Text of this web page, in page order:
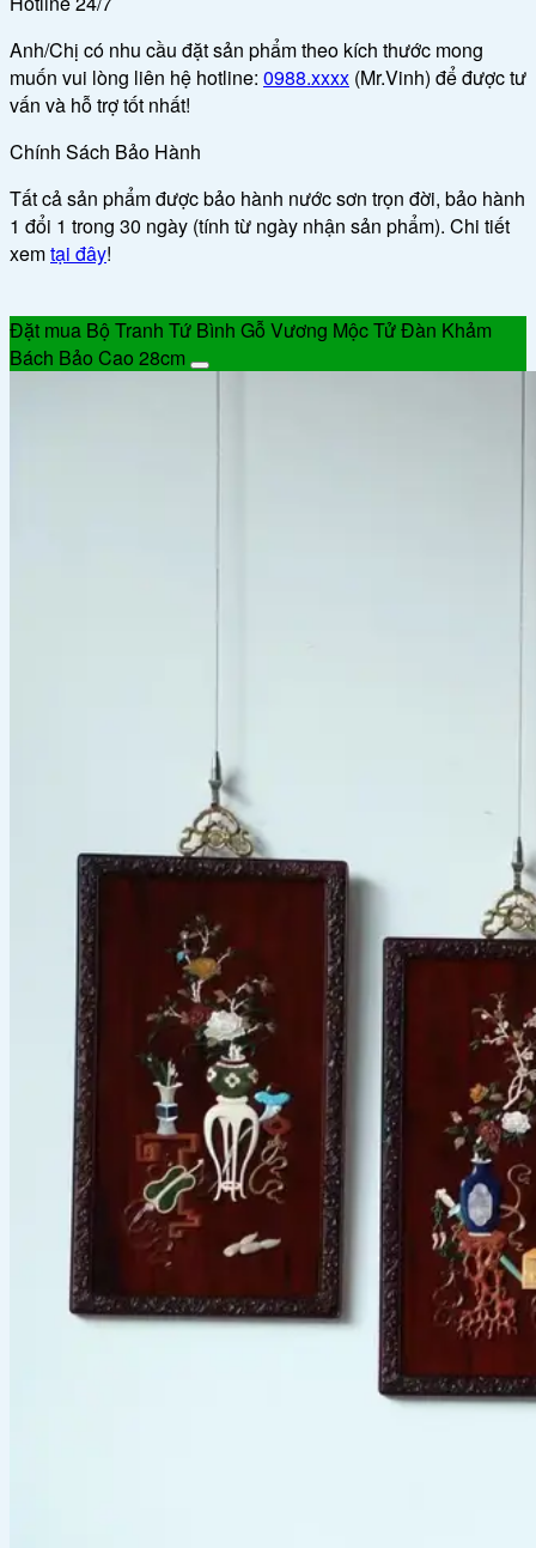
Anh/Chị có nhu cầu đặt sản phẩm theo kích thước mong
muốn vui lòng liên hệ hotline: 0988.xxxx (Mr.Vinh) để được tư
vấn và hỗ trợ tốt nhất!
Chính Sách Bảo Hành
Tất cả sản phẩm được bảo hành nước sơn trọn đời, bảo hành
1 đổi 1 trong 30 ngày (tính từ ngày nhận sản phẩm). Chi tiết
xemtại đây!
Đặt mua Bộ Tranh Tứ Bình Gỗ Vương Mộc Tử Đàn Khảm
Bách Bảo Cao 28cm